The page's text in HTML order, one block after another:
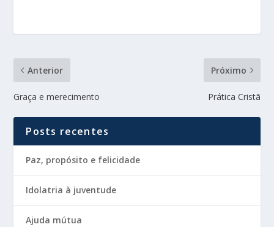
Anterior
Graça e merecimento
Próximo
Prática Cristã
Posts recentes
Paz, propósito e felicidade
Idolatria à juventude
Ajuda mútua